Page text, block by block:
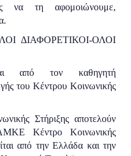
να τη αφομοιώνουμε,
ΔΙΑΦΟΡΕΤΙΚΟΙ-ΟΛΟΙ
από τον καθηγητή
του Κέντρου Κοινωνικής
Στήριξης αποτελούν
Κέντρο Κοινωνικής
από την Ελλάδα και την